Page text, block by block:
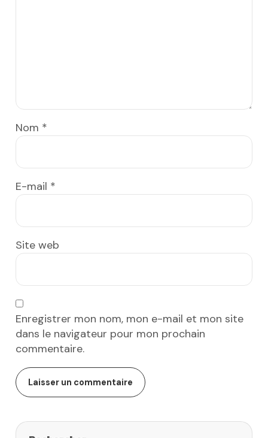
Nom *
E-mail *
Site web
Enregistrer mon nom, mon e-mail et mon site
dans le navigateur pour mon prochain
commentaire.